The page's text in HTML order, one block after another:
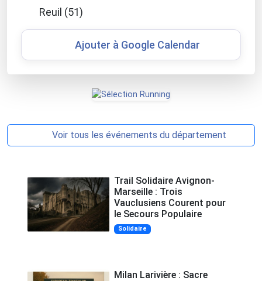
Reuil (51)
Ajouter à Google Calendar
Voir tous les événements du département
Trail Solidaire Avignon-
Marseille : Trois
Vauclusiens Courent pour
le Secours Populaire
Solidaire
Milan Larivière : Sacre